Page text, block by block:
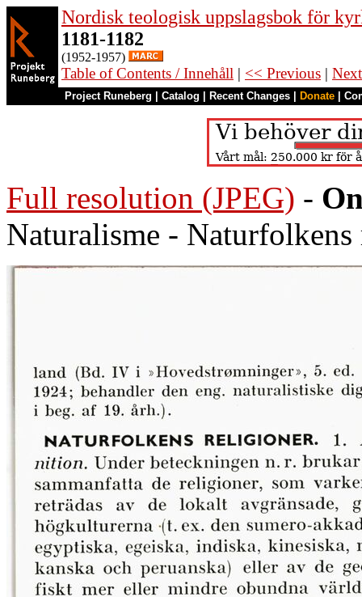
Nordisk teologisk uppslagsbok för
1181-1182
(1952-1957)
Table of Contents / Innehåll | << Previous |
Project Runeberg Catalog Recent Changes Donate
Full resolution (JPEG) -
Naturalisme -